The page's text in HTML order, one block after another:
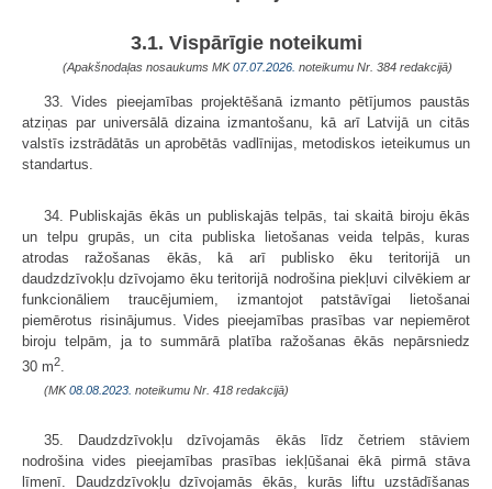
3.1. Vispārīgie noteikumi
(Apakšnodaļas nosaukums MK07.07.2026. noteikumu Nr. 384 redakcijā)
33. Vides pieejamības projektēšanā izmanto pētījumos paustās
atziņas par universālā dizaina izmantošanu, kā arī Latvijā un citās
valstīs izstrādātās un aprobētās vadlīnijas, metodiskos ieteikumus un
standartus.
34. Publiskajās ēkās un publiskajās telpās, tai skaitā biroju ēkās
un telpu grupās, un cita publiska lietošanas veida telpās, kuras
atrodas ražošanas ēkās, kā arī publisko ēku teritorijā un
daudzdzīvokļu dzīvojamo ēku teritorijā nodrošina piekļuvi cilvēkiem ar
funkcionāliem traucējumiem, izmantojot patstāvīgai lietošanai
piemērotus risinājumus. Vides pieejamības prasības var nepiemērot
biroju telpām, ja to summārā platība ražošanas ēkās nepārsniedz
30 m2.
(MK08.08.2023. noteikumu Nr. 418 redakcijā)
35. Daudzdzīvokļu dzīvojamās ēkās līdz četriem stāviem
nodrošina vides pieejamības prasības iekļūšanai ēkā pirmā stāva
līmenī. Daudzdzīvokļu dzīvojamās ēkās, kurās liftu uzstādīšanas